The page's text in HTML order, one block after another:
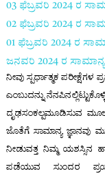
03 ಫೆಬ್ರವರಿ 2024 ರ
02 ಫೆಬ್ರವರಿ 2024 ರ
01 ಫೆಬ್ರವರಿ 2024 ರ
ಜನವರಿ 2024 ರ ಸಾಮಾನ್ಯ
ನೀವು ಸ್ಪರ್ಧಾತ್ಮಕ
ಎಂಬುದನ್ನು
ದೃಢಸಂಕಲ್ಪಮೂಡಿಸುವ
ಜೊತೆಗೆ ಸಾಮಾನ್ಯ ಜ್ಞಾನವು
ನೀಡುವತ್ತ ನಿಮ್ಮ ಯಶಸ್ಸಿನ
ಪಡೆಯುವ ಸುಂದರ